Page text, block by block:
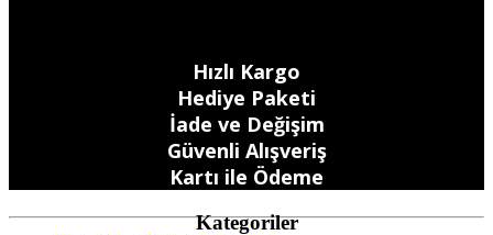
Hızlı Kargo
Hediye Paketi
İade ve Değişim
Güvenli Alışveriş
Kartı ile Ödeme
Kategoriler